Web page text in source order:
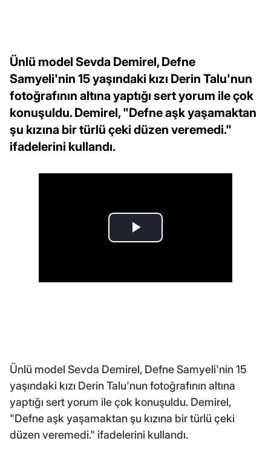
Ünlü model Sevda Demirel, Defne
Samyeli'nin 15 yaşındaki kızı Derin Talu'nun
fotoğrafının altına yaptığı sert yorum ile çok
konuşuldu. Demirel, "Defne aşk yaşamaktan
şu kızına bir türlü çeki düzen veremedi."
ifadelerini kullandı.
Ünlü model Sevda Demirel, Defne Samyeli'nin 15
yaşındaki kızı Derin Talu'nun fotoğrafının altına
yaptığı sert yorum ile çok konuşuldu. Demirel,
"Defne aşk yaşamaktan şu kızına bir türlü çeki
düzen veremedi." ifadelerini kullandı.